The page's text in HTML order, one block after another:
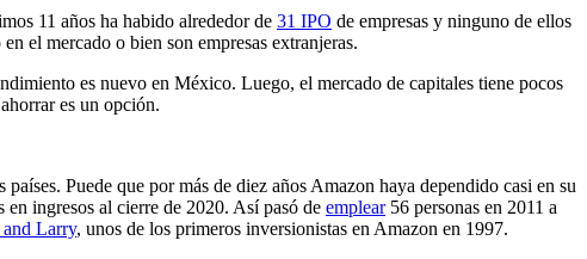
11 años ha habido alrededor de 31 IPO de empresas y ninguno de ellos
el mercado o bien son empresas extranjeras.
es nuevo en México. Luego, el mercado de capitales tiene pocos
es un opción.
Puede que por más de diez años Amazon haya dependido casi en su
ingresos al cierre de 2020. Así pasó de emplear56 personas en 2011 a
Larry, unos de los primeros inversionistas en Amazon en 1997.